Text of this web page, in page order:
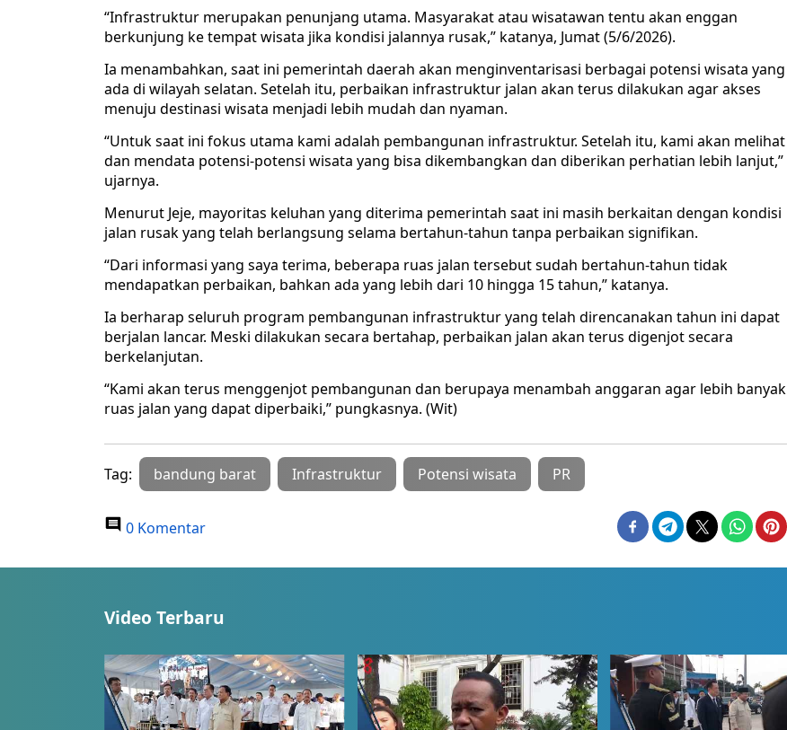
“Infrastruktur merupakan penunjang utama. Masyarakat atau wisatawan tentu akan enggan
berkunjung ke tempat wisata jika kondisi jalannya rusak,” katanya, Jumat (5/6/2026).
Ia menambahkan, saat ini pemerintah daerah akan menginventarisasi berbagai potensi wisata yang
ada di wilayah selatan. Setelah itu, perbaikan infrastruktur jalan akan terus dilakukan agar akses
menuju destinasi wisata menjadi lebih mudah dan nyaman.
“Untuk saat ini fokus utama kami adalah pembangunan infrastruktur. Setelah itu, kami akan melihat
dan mendata potensi-potensi wisata yang bisa dikembangkan dan diberikan perhatian lebih lanjut,”
ujarnya.
Menurut Jeje, mayoritas keluhan yang diterima pemerintah saat ini masih berkaitan dengan kondisi
jalan rusak yang telah berlangsung selama bertahun-tahun tanpa perbaikan signifikan.
“Dari informasi yang saya terima, beberapa ruas jalan tersebut sudah bertahun-tahun tidak
mendapatkan perbaikan, bahkan ada yang lebih dari 10 hingga 15 tahun,” katanya.
Ia berharap seluruh program pembangunan infrastruktur yang telah direncanakan tahun ini dapat
berjalan lancar. Meski dilakukan secara bertahap, perbaikan jalan akan terus digenjot secara
berkelanjutan.
“Kami akan terus menggenjot pembangunan dan berupaya menambah anggaran agar lebih banyak
ruas jalan yang dapat diperbaiki,” pungkasnya. (Wit)
Tag: bandung barat Infrastruktur Potensi wisata PR
0 Komentar
Video Terbaru